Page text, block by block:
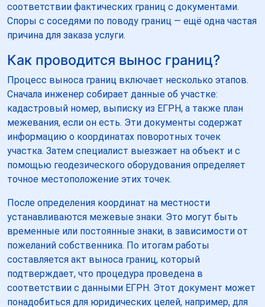
соответствии фактических границ с документами.
Споры с соседями по поводу границ — ещё одна частая
причина для заказа услуги.
Как проводится вынос границ?
Процесс выноса границ включает несколько этапов.
Сначала инженер собирает данные об участке:
кадастровый номер, выписку из ЕГРН, а также план
межевания, если он есть. Эти документы содержат
информацию о координатах поворотных точек
участка. Затем специалист выезжает на объект и с
помощью геодезического оборудования определяет
точное местоположение этих точек.
После определения координат на местности
устанавливаются межевые знаки. Это могут быть
временные или постоянные знаки, в зависимости от
пожеланий собственника. По итогам работы
составляется акт выноса границ, который
подтверждает, что процедура проведена в
соответствии с данными ЕГРН. Этот документ может
понадобиться для юридических целей, например, для